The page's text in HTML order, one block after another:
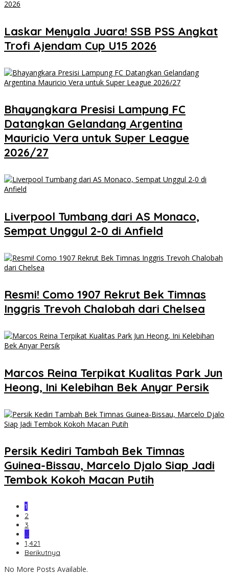
Laskar Menyala Juara! SSB PSS Angkat
Trofi Ajendam Cup U15 2026
Bhayangkara Presisi Lampung FC
Datangkan Gelandang Argentina
Mauricio Vera untuk Super League
2026/27
Liverpool Tumbang dari AS Monaco,
Sempat Unggul 2-0 di Anfield
Resmi! Como 1907 Rekrut Bek Timnas
Inggris Trevoh Chalobah dari Chelsea
Marcos Reina Terpikat Kualitas Park Jun
Heong, Ini Kelebihan Bek Anyar Persik
Persik Kediri Tambah Bek Timnas
Guinea-Bissau, Marcelo Djalo Siap Jadi
Tembok Kokoh Macan Putih
1
2
3
…
1,421
Berikutnya
No More Posts Available.